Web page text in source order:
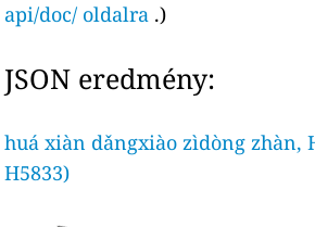
api/doc/ oldalra .)
JSON eredmény:
huá xiàn dǎngxiào zìdòng zhàn,
H5833)